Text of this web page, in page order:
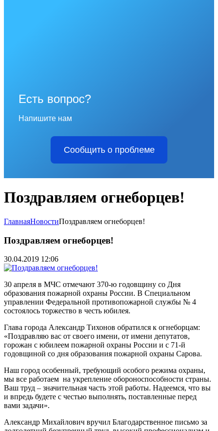
Есть вопрос?
Напишите нам
Сообщить о проблеме
Поздравляем огнеборцев!
ГлавнаяНовостиПоздравляем огнеборцев!
Поздравляем огнеборцев!
30.04.2019 12:06
30 апреля в МЧС отмечают 370-ю годовщину со Дня
образования пожарной охраны России. В Специальном
управлении Федеральной противопожарной службы № 4
состоялось торжество в честь юбилея.
Глава города Александр Тихонов обратился к огнеборцам:
«Поздравляю вас от своего имени, от имени депутатов,
горожан с юбилеем пожарной охраны России и с 71-й
годовщиной со дня образования пожарной охраны Сарова.
Наш город особенный, требующий особого режима охраны,
мы все работаем на укрепление обороноспособности страны.
Ваш труд – значительная часть этой работы. Надеемся, что вы
и впредь будете с честью выполнять, поставленные перед
вами задачи».
Александр Михайлович вручил Благодарственное письмо за